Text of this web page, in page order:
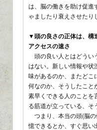
は、脳の働きを助け促進
ゃましたり衰えさせたり
▼頭の良さの正体は、構
アクセスの速さ
頭の良い人とはどうい
はない。新しい情報や状
味があるのか、またどこ
何なのか、そうしたこと
素早くできる人のことを
る筋道が立っている、そ
つまり、本当の頭(脳
憶できるとか、すぐ思い